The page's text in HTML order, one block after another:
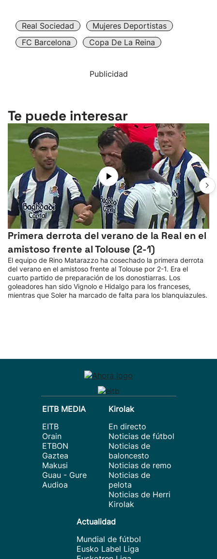
Real Sociedad
Mujeres Deportistas
FC Barcelona
Copa De La Reina
Publicidad
Te puede interesar
Primera derrota del verano de la Real en el
amistoso frente al Tolouse (2-1)
El equipo de Rino Matarazzo ha cosechado la primera derrota
del verano en el amistoso frente al Tolouse por 2-1. Era el
cuarto partido de preparación de los donostiarras. Los
goleadores han sido Vignolo e Hidalgo para los franceses,
mientras que Soler ha marcado de falta para los blanquiazules.
EITB MEDIA
EITB
Orain
ETBON
Gaztea
Makusi
Guau - Gure
Audioa
Kirolak
En directo
Noticias de fútbol
Noticias de
baloncesto
Noticias de remo
Noticias de
pelota
Noticias de Herri
Kirolak
Actualidad
Mundial de fútbol
Eusko Label Liga